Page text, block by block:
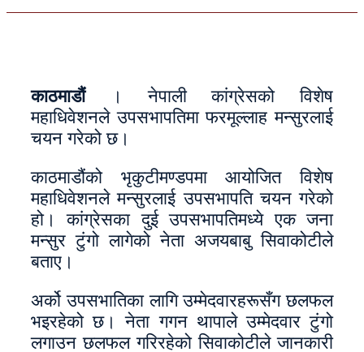
काठमाडौं। नेपाली कांग्रेसको विशेष
महाधिवेशनले उपसभापतिमा फरमूल्लाह मन्सुरलाई
चयन गरेको छ।
काठमाडौंको भृकुटीमण्डपमा आयोजित विशेष
महाधिवेशनले मन्सुरलाई उपसभापति चयन गरेको
हो। कांग्रेसका दुई उपसभापतिमध्ये एक जना
मन्सुर टुंगो लागेको नेता अजयबाबु सिवाकोटीले
बताए।
अर्को उपसभातिका लागि उम्मेदवारहरूसँग छलफल
भइरहेको छ। नेता गगन थापाले उम्मेदवार टुंगो
लगाउन छलफल गरिरहेको सिवाकोटीले जानकारी